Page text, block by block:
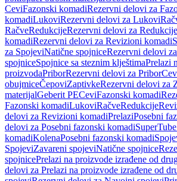
CeviFazonski komadiRezervni delovi za
komadiLukoviRezervni delovi za Lukovi
RačveRedukcijeRezervni delovi za Redukcije
komadiRezervni delovi za Revizioni komadi
za SpojeviNatične spojniceRezervni delovi
spojniceSpojnice sa steznim klještimaPrelazi
proizvodaPriborRezervni delovi za Pribor
obujmiceČepoviZaptivkeRezervni delovi za
materijalGeberit PECeviFazonski komadi
Fazonski komadiLukoviRačveRedukcije
delovi za Revizioni komadiPrelaziPosebni
delovi za Posebni fazonski komadi
komadiKolenaPosebni fazonski komadi
SpojeviZavareni spojeviNatične spojnice
spojnicePrelazi na proizvode izrađene od
delovi za Prelazi na proizvode izrađene od